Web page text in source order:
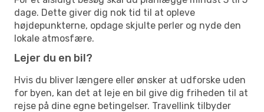
dage. Dette giver dig nok tid til at opleve
højdepunkterne, opdage skjulte perler og nyde den
lokale atmosfære.
Lejer du en bil?
Hvis du bliver længere eller ønsker at udforske uden
for byen, kan det at leje en bil give dig friheden til at
rejse på dine egne betingelser. Travellink tilbyder